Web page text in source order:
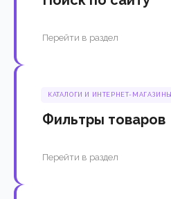
Перейти в раздел
КАТАЛОГИ И ИНТЕРНЕТ-МАГАЗИНЫ
Фильтры товаров
Перейти в раздел